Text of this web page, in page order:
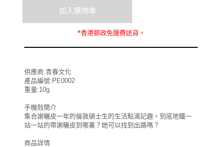
*香港郵政免運費送貨。
供應商:青春文化
產品編號:PE0002
重量:10g
手機殼簡介
集合謝曬皮一年的倫敦碩士生的生活點滴記趣。到底地鐵一
站一站的帶謝曬皮到哪裏？她可以找到出路嗎？
商品詳情